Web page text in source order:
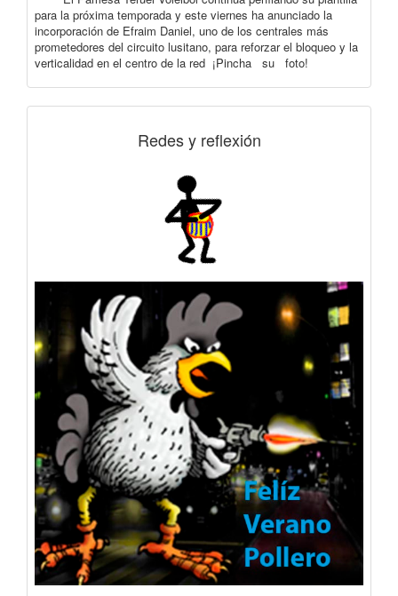
para la próxima temporada y este viernes ha anunciado la
incorporación de Efraim Daniel, uno de los centrales más
prometedores del circuito lusitano, para reforzar el bloqueo y la
verticalidad en el centro de la red ¡Pincha su foto!
Redes y reflexión